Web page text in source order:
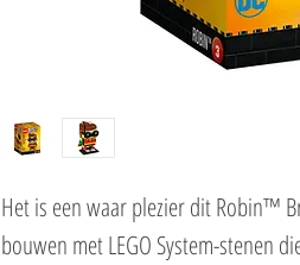
Het is een waar plezier dit Robin™
bouwen met LEGO System-stenen